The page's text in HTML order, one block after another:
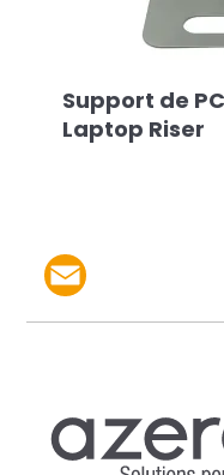
Support de
Laptop Riser